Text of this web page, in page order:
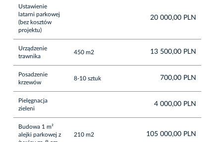
Ustawienie
latarni parkowej
(bez kosztów
projektu)
20 000,00 PLN
Urządzenie
trawnika
450 m2 13 500,00 PLN
Posadzenie
krzewów
8-10 sztuk 700,00 PLN
Pielęgnacja
zieleni
4 000,00 PLN
Budowa 1 m²
alejki parkowej z
210 m2 105 000,00 PLN